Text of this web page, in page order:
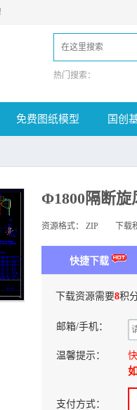
热门搜索：
免费图纸模型 国创
Φ1800隔断旋
资源格式： ZIP 下载积
快捷下载
下载资源需要8积
邮箱/手机：
温馨提示：
支付方式：